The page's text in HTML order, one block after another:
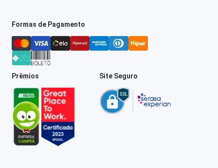
Formas de Pagamento
Prêmios Site Seguro